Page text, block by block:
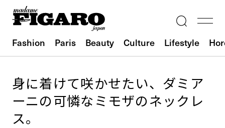
Fashion Paris Beauty Culture Lifestyle
身に着けて咲かせたい、ダミア
ーニの可憐なミモザのネックレ
ス。